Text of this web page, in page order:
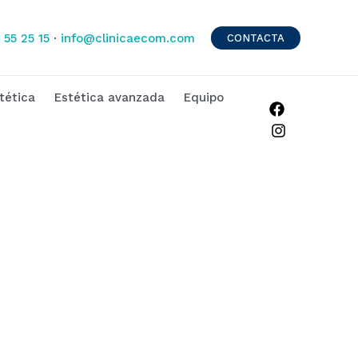
25 15 · info@clinicaecom.com CONTACTA
Estética avanzada Equipo